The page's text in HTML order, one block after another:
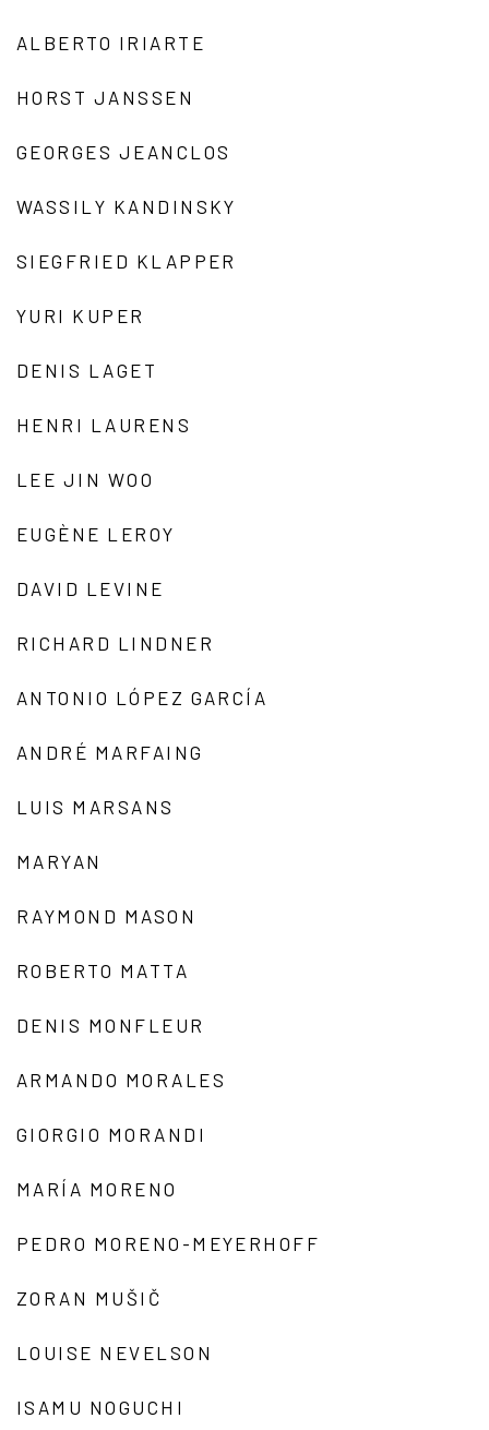
ALBERTO IRIARTE
HORST JANSSEN
GEORGES JEANCLOS
WASSILY KANDINSKY
SIEGFRIED KLAPPER
YURI KUPER
DENIS LAGET
HENRI LAURENS
LEE JIN WOO
EUGÈNE LEROY
DAVID LEVINE
RICHARD LINDNER
ANTONIO LÓPEZ GARCÍA
ANDRÉ MARFAING
LUIS MARSANS
MARYAN
RAYMOND MASON
ROBERTO MATTA
DENIS MONFLEUR
ARMANDO MORALES
GIORGIO MORANDI
MARÍA MORENO
PEDRO MORENO-MEYERHOFF
ZORAN MUŠIČ
LOUISE NEVELSON
ISAMU NOGUCHI